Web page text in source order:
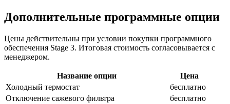
Дополнительные программные опции
Цены действительны при условии покупки программного
обеспечения Stage 3. Итоговая стоимость согласовывается с
менеджером.
Название опции
Цена
Холодный термостат
бесплатно
Отключение сажевого фильтра
бесплатно